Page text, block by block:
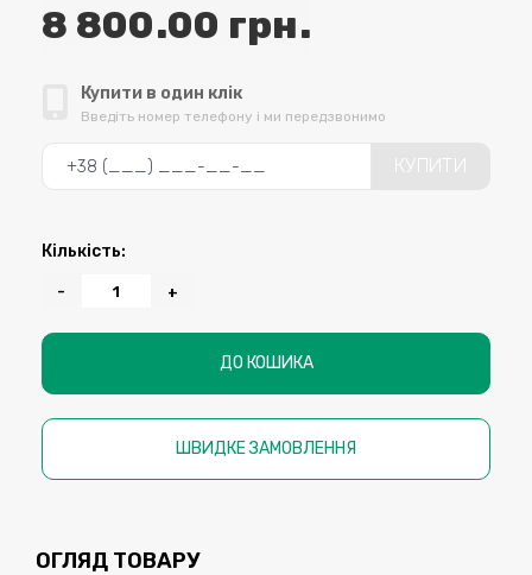
8 800.00 грн.
Купити в один клік
Введіть номер телефону і ми передзвонимо
КУПИТИ
Кількість:
- +
ДО КОШИКА
ШВИДКЕ ЗАМОВЛЕННЯ
ОГЛЯД ТОВАРУ